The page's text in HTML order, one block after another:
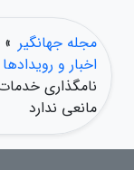
مجله جهانگیر »
اخبار و رویدادها
نامگذاری
مانعی ندارد